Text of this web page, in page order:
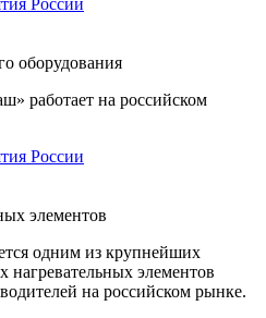
оборудования
работает на российском
элементов
одним из крупнейших
элементов
на российском рынке.